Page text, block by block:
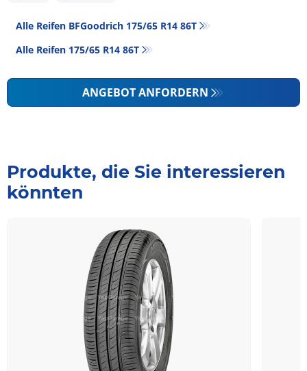
Alle Reifen BFGoodrich 175/65 R14 86T
Alle Reifen‎ 175/65 R14 86T
ANGEBOT ANFORDERN
Produkte, die Sie interessieren
könnten